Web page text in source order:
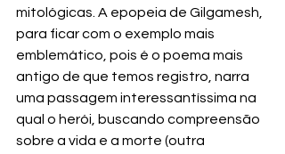
mitológicas. A epopeia de Gilgamesh,
para ficar com o exemplo mais
emblemático, pois é o poema mais
antigo de que temos registro, narra
uma passagem interessantíssima na
qual o herói, buscando compreensão
sobre a vida e a morte (outra